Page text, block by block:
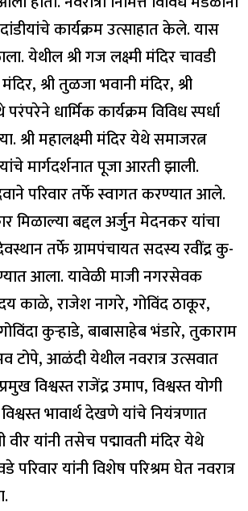
कार्यक्रम उत्साहात केले. यास
येथील श्री गज लक्ष्मी मंदिर चावडी
श्री तुळजा भवानी मंदिर, श्री
धार्मिक कार्यक्रम विविध स्पर्धा
श्री महालक्ष्मी मंदिर येथे समाजरत्न
मार्गदर्शनात पूजा आरती झाली.
परिवार तर्फे स्वागत करण्यात आले.
मिळाल्या बद्दल अर्जुन मेदनकर यांचा
तर्फे ग्रामपंचायत सदस्य रवींद्र कु-
आला. यावेळी माजी नगरसेवक
काळे, राजेश नागरे, गोविंद ठाकूर,
कुऱ्हाडे, बाबासाहेब भंडारे, तुकाराम
टोपे, आळंदी येथील नवरात्र उत्सवात
विश्वस्त राजेंद्र उमाप, विश्वस्त योगी
भावार्थ देखणे यांचे नियंत्रणात
यांनी तसेच पद्मावती मंदिर येथे
परिवार यांनी विशेष परिश्रम घेत नवरात्र